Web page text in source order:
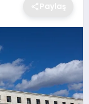
Paylaş